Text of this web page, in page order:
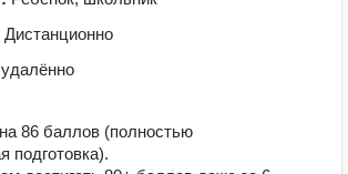
Дистанционно
удалённо
86 баллов (полностью
подготовка).